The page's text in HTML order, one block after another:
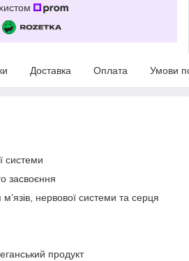
Доставка Оплата Умови
системи
засвоєння
м’язів, нервової системи та серця
продукт